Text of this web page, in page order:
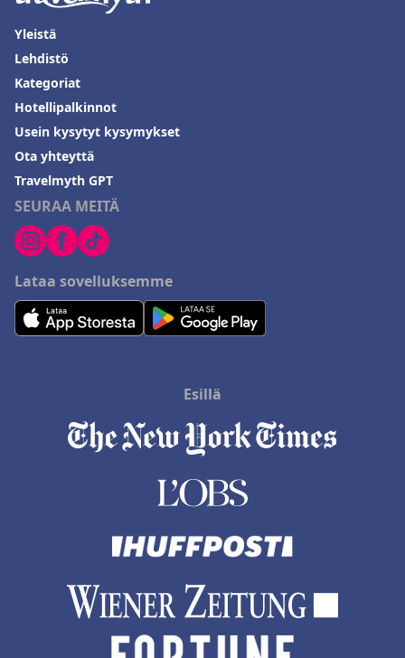
SEURAA MEITÄ
Lataa sovelluksemme
Yleistä
Lehdistö
Kategoriat
Hotellipalkinnot
Usein kysytyt kysymykset
Ota yhteyttä
Travelmyth GPT
Esillä